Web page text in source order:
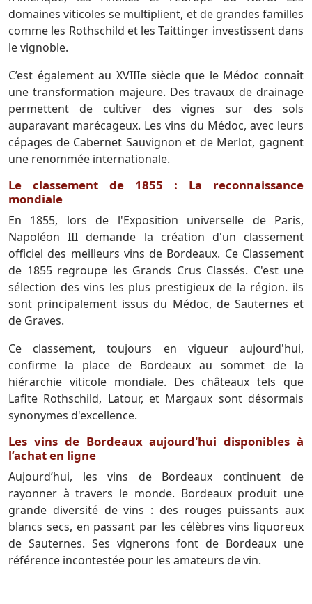
domaines viticoles se multiplient, et de grandes familles
comme les Rothschild et les Taittinger investissent dans
le vignoble.
C’est également au XVIIIe siècle que le Médoc connaît
une transformation majeure. Des travaux de drainage
permettent de cultiver des vignes sur des sols
auparavant marécageux. Les vins du Médoc, avec leurs
cépages de Cabernet Sauvignon et de Merlot, gagnent
une renommée internationale.
Le classement de 1855 : La reconnaissance
mondiale
En 1855, lors de l'Exposition universelle de Paris,
Napoléon III demande la création d'un classement
officiel des meilleurs vins de Bordeaux. Ce Classement
de 1855 regroupe les Grands Crus Classés. C'est une
sélection des vins les plus prestigieux de la région. ils
sont principalement issus du Médoc, de Sauternes et
de Graves.
Ce classement, toujours en vigueur aujourd'hui,
confirme la place de Bordeaux au sommet de la
hiérarchie viticole mondiale. Des châteaux tels que
Lafite Rothschild, Latour, et Margaux sont désormais
synonymes d'excellence.
Les vins de Bordeaux aujourd'hui disponibles à
l’achat en ligne
Aujourd’hui, les vins de Bordeaux continuent de
rayonner à travers le monde. Bordeaux produit une
grande diversité de vins : des rouges puissants aux
blancs secs, en passant par les célèbres vins liquoreux
de Sauternes. Ses vignerons font de Bordeaux une
référence incontestée pour les amateurs de vin.